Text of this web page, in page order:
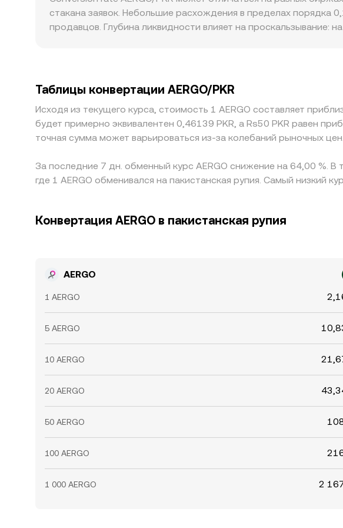
цена определяется как отношение резервов токенов в пуле
отражается на конечном conversion rate в PKR после
стакана заявок. Небольшие расхождения в пределах порядка
продавцов. Глубина ликвидности влияет на
переоценкой в PKR; если USDT торгуется выше или ниже
между площадками стремится выровнять цены, но делает это
правилах, поэтому краткосрочные расхождения между
Таблицы конвертации AERGO/PKR
Исходя из текущего курса, стоимость 1 AERGO составляет
будет примерно эквивалентен 0,46139 PKR, а Rs50 PKR равен
точная сумма может варьироваться из-за колебаний рыночных цен.
За последние 7 дн. обменный курс AERGO снижение на 64,00 %.
где 1 AERGO обменивался на пакистанская рупия. Самый низкий
Конвертация AERGO в пакистанская рупия
AERGO
1 AERGO
5 AERGO
10 AERGO
20 AERGO
50 AERGO
100 AERGO
1 000 AERGO 2